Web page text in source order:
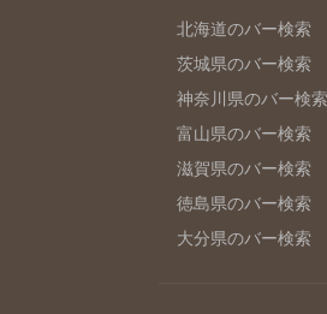
北海道のバー検索
茨城県のバー検索
神奈川県のバー検索
富山県のバー検索
滋賀県のバー検索
徳島県のバー検索
大分県のバー検索